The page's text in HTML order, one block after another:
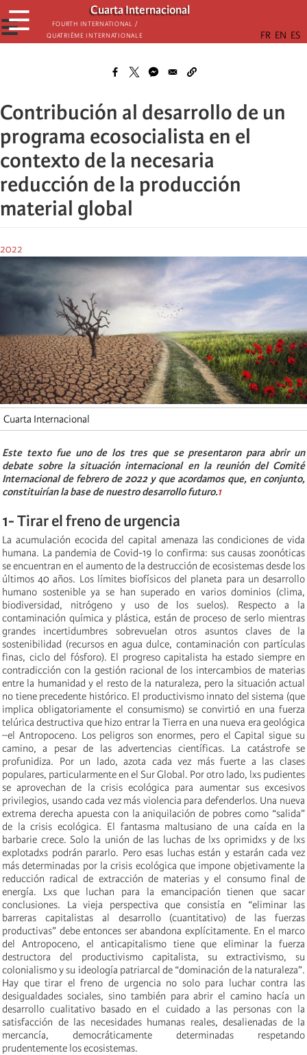
Skip
to
main
Cuarta Internacional
Fourth International /
Quatrième internationale
☰
☰
Contribución al desarrollo de un
programa ecosocialista en el
contexto de la necesaria
reducción de la producción
material global
2022
Cuarta Internacional
Este texto fue uno de los tres que se presentaron para abrir un
debate sobre la situación internacional en la reunión del Comité
Internacional de febrero de 2022 y que acordamos que, en conjunto,
constituirían la base de nuestro desarrollo futuro.1
1- Tirar el freno de urgencia
La acumulación ecocida del capital amenaza las condiciones de vida
humana. La pandemia de Covid-19 lo confirma: sus causas zoonóticas
se encuentran en el aumento de la destrucción de ecosistemas desde los
últimos 40 años. Los límites biofísicos del planeta para un desarrollo
humano sostenible ya se han superado en varios dominios (clima,
biodiversidad, nitrógeno y uso de los suelos). Respecto a la
contaminación química y plástica, están de proceso de serlo mientras
grandes incertidumbres sobrevuelan otros asuntos claves de la
sostenibilidad (recursos en agua dulce, contaminación con partículas
finas, ciclo del fósforo). El progreso capitalista ha estado siempre en
contradicción con la gestión racional de los intercambios de materias
entre la humanidad y el resto de la naturaleza, pero la situación actual
no tiene precedente histórico. El productivismo innato del sistema (que
implica obligatoriamente el consumismo) se convirtió en una fuerza
telúrica destructiva que hizo entrar la Tierra en una nueva era geológica
–el Antropoceno. Los peligros son enormes, pero el Capital sigue su
camino, a pesar de las advertencias científicas. La catástrofe se
profunidiza. Por un lado, azota cada vez más fuerte a las clases
populares, particularmente en el Sur Global. Por otro lado, lxs pudientes
se aprovechan de la crisis ecológica para aumentar sus excesivos
privilegios, usando cada vez más violencia para defenderlos. Una nueva
extrema derecha apuesta con la aniquilación de pobres como “salida”
de la crisis ecológica. El fantasma maltusiano de una caída en la
barbarie crece. Solo la unión de las luchas de lxs oprimidxs y de lxs
explotadxs podrán pararlo. Pero esas luchas están y estarán cada vez
más determinadas por la crisis ecológica que impone objetivamente la
reducción radical de extracción de materias y el consumo final de
energía. Lxs que luchan para la emancipación tienen que sacar
conclusiones. La vieja perspectiva que consistía en “eliminar las
barreras capitalistas al desarrollo (cuantitativo) de las fuerzas
productivas” debe entonces ser abandona explícitamente. En el marco
del Antropoceno, el anticapitalismo tiene que eliminar la fuerza
destructora del productivismo capitalista, su extractivismo, su
colonialismo y su ideología patriarcal de “dominación de la naturaleza”.
Hay que tirar el freno de urgencia no solo para luchar contra las
desigualdades sociales, sino también para abrir el camino hacía un
desarrollo cualitativo basado en el cuidado a las personas con la
satisfacción de las necesidades humanas reales, desalienadas de la
mercancía, democráticamente determinadas respetando
prudentemente los ecosistemas.